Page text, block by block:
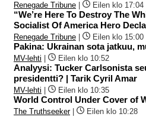
Renegade Tribune Eilen klo 17:04
“We’re Here To Destroy The
Socialist Of America Hero
Renegade Tribune Eilen klo 15:00
Pakina: Ukrainan sota jatkuu,
MV-lehti Eilen klo 10:52
Analyysi: Tucker Carlsonista
presidentti? | Tarik Cyril Amar
MV-lehti Eilen klo 10:35
World Control Under Cover of
The Truthseeker| Eilen klo 10:28